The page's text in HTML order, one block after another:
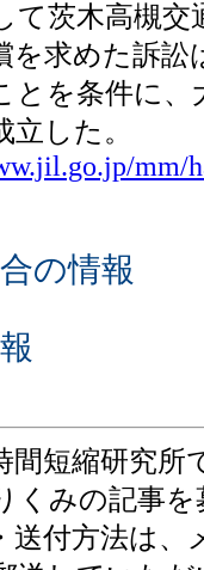
て茨木高槻交
を求めた訴訟
とを条件に、
立した。
mm/
の情報
短縮研究所
くみの記事
付方法は、